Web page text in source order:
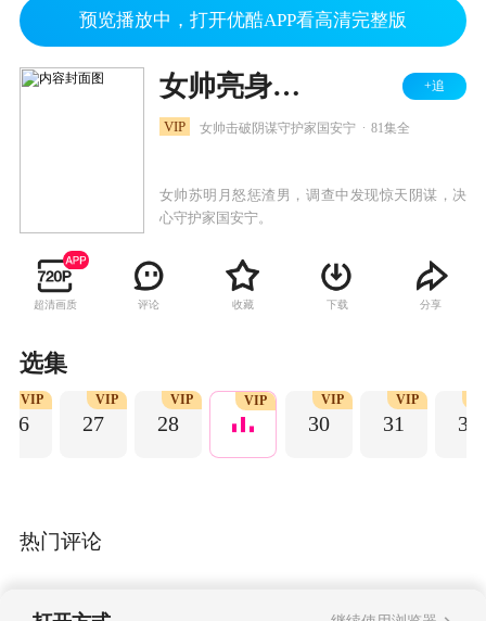
预览播放中，打开优酷APP看高清完整版
女帅亮身份后渣男跪地唱征服 +追
VIP 女帅击破阴谋守护家国安宁 81集全
女帅苏明月怒惩渣男，调查中发现惊天阴谋，决
心守护家国安宁。
超清画质 评论 收藏 下载 分享
选集
26
VIP
27
VIP
28
VIP VIP
30
VIP
31
VIP
32
热门评论